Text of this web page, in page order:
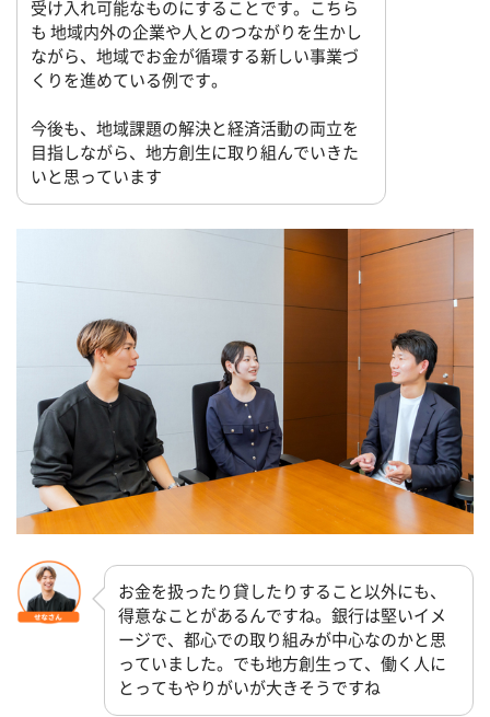
受け入れ可能なものにすることです。こちら
も 地域内外の企業や人とのつながりを生かし
ながら、地域でお金が循環する新しい事業づ
くりを進めている例です。
今後も、地域課題の解決と経済活動の両立を
目指しながら、地方創生に取り組んでいきた
いと思っています
お金を扱ったり貸したりすること以外にも、
得意なことがあるんですね。銀行は堅いイメ
ージで、都心での取り組みが中心なのかと思
っていました。でも地方創生って、働く人に
とってもやりがいが大きそうですね